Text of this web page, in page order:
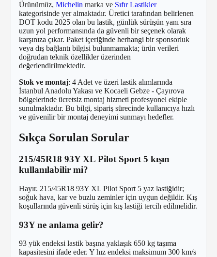
Ürünümüz, Michelin marka ve Sıfır Lastikler
kategorisinde yer almaktadır. Üretici tarafından belirlenen
DOT kodu 2025 olan bu lastik, günlük sürüşün yanı sıra
uzun yol performansında da güvenli bir seçenek olarak
karşınıza çıkar. Paket içeriğinde herhangi bir sponsorluk
veya dış bağlantı bilgisi bulunmamakta; ürün verileri
doğrudan teknik özellikler üzerinden
değerlendirilmektedir.
Stok ve montaj: 4 Adet ve üzeri lastik alımlarında
İstanbul Anadolu Yakası ve Kocaeli Gebze - Çayırova
bölgelerinde ücretsiz montaj hizmeti profesyonel ekiple
sunulmaktadır. Bu bilgi, sipariş sürecinde kullanıcıya hızlı
ve güvenilir bir montaj deneyimi sunmayı hedefler.
Sıkça Sorulan Sorular
215/45R18 93Y XL Pilot Sport 5 kışın
kullanılabilir mi?
Hayır. 215/45R18 93Y XL Pilot Sport 5 yaz lastiğidir;
soğuk hava, kar ve buzlu zeminler için uygun değildir. Kış
koşullarında güvenli sürüş için kış lastiği tercih edilmelidir.
93Y ne anlama gelir?
93 yük endeksi lastik başına yaklaşık 650 kg taşıma
kapasitesini ifade eder. Y hız endeksi maksimum 300 km/s